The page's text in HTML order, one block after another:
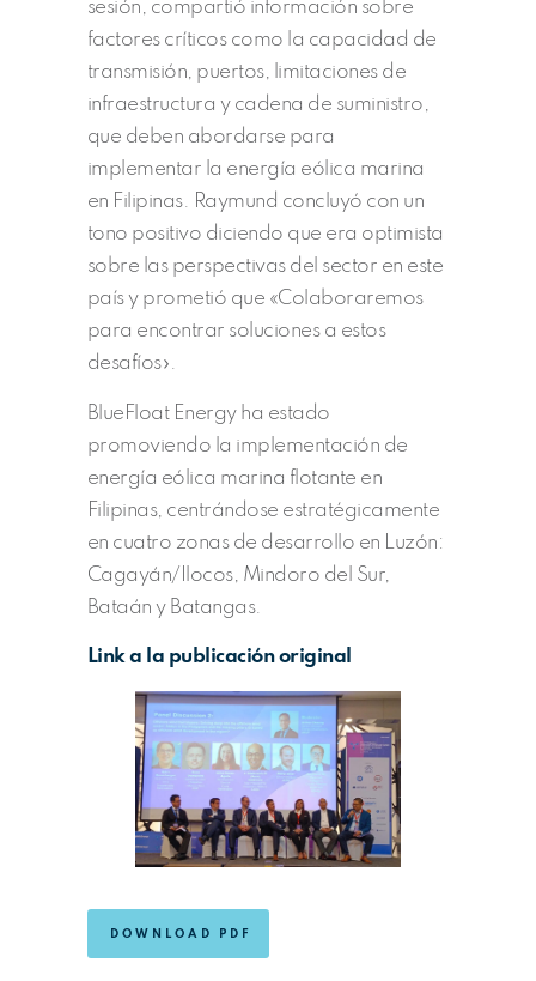
sesión, compartió información sobre
factores críticos como la capacidad de
transmisión, puertos, limitaciones de
infraestructura y cadena de suministro,
que deben abordarse para
implementar la energía eólica marina
en Filipinas. Raymund concluyó con un
tono positivo diciendo que era optimista
sobre las perspectivas del sector en este
país y prometió que «Colaboraremos
para encontrar soluciones a estos
desafíos».
BlueFloat Energy ha estado
promoviendo la implementación de
energía eólica marina flotante en
Filipinas, centrándose estratégicamente
en cuatro zonas de desarrollo en Luzón:
Cagayán/Ilocos, Mindoro del Sur,
Bataán y Batangas.
Link a la publicación original
DOWNLOAD PDF